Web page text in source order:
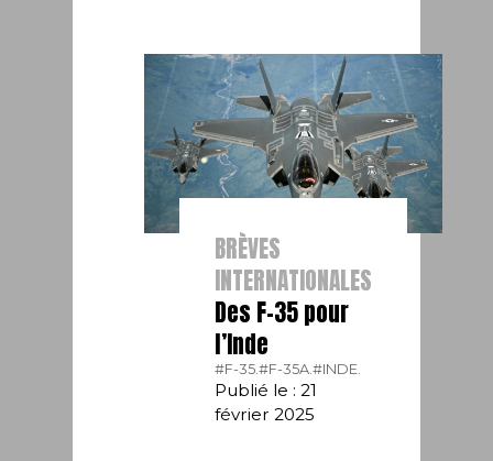
BRÈVES
INTERNATIONALES
Des F-35 pour
l’Inde
#F-35.#F-35A.#INDE.
Publié le : 21
février 2025